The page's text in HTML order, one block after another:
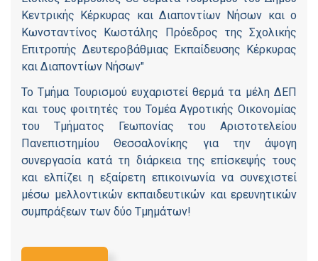
Κεντρικής Κέρκυρας και Διαποντίων Νήσων και ο
Κωνσταντίνος Κωστάλης Πρόεδρος της Σχολικής
Επιτροπής Δευτεροβάθμιας Εκπαίδευσης Κέρκυρας
και Διαποντίων Νήσων"
Το Τμήμα Τουρισμού ευχαριστεί θερμά τα μέλη ΔΕΠ
και τους φοιτητές του Τομέα Αγροτικής Οικονομίας
του Τμήματος Γεωπονίας του Αριστοτελείου
Πανεπιστημίου Θεσσαλονίκης για την άψογη
συνεργασία κατά τη διάρκεια της επίσκεψής τους
και ελπίζει η εξαίρετη επικοινωνία να συνεχιστεί
μέσω μελλοντικών εκπαιδευτικών και ερευνητικών
συμπράξεων των δύο Τμημάτων!